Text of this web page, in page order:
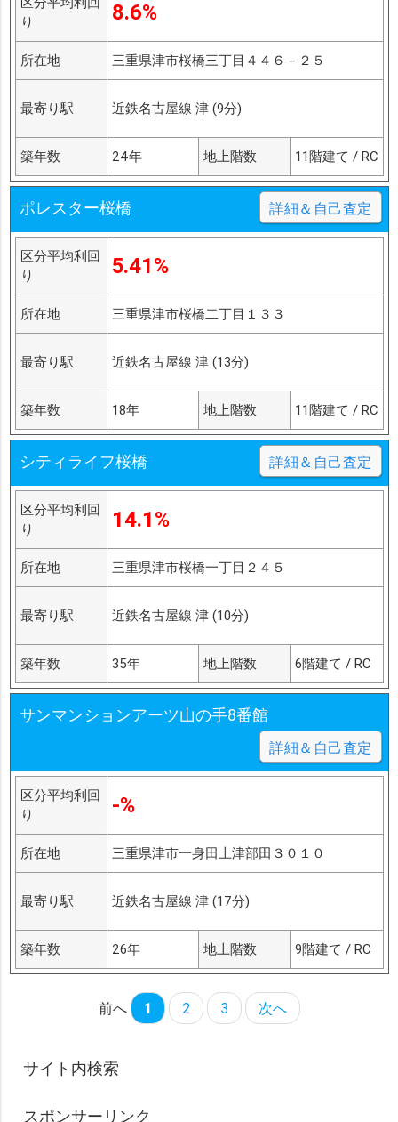
り
8.6%
所在地 三重県津市桜橋三丁目４４６－２５
最寄り駅 近鉄名古屋線 津 (9分)
築年数 24年 地上階数 11階建て / RC
ポレスター桜橋 詳細＆自己査定
区分平均利回
り
5.41%
所在地 三重県津市桜橋二丁目１３３
最寄り駅 近鉄名古屋線 津 (13分)
築年数 18年 地上階数 11階建て / RC
シティライフ桜橋 詳細＆自己査定
区分平均利回
り
14.1%
所在地 三重県津市桜橋一丁目２４５
最寄り駅 近鉄名古屋線 津 (10分)
築年数 35年 地上階数 6階建て / RC
サンマンションアーツ山の手8番館
詳細＆自己査定
区分平均利回
り
-%
所在地 三重県津市一身田上津部田３０１０
最寄り駅 近鉄名古屋線 津 (17分)
築年数 26年 地上階数 9階建て / RC
前へ 1 2 3 次へ
サイト内検索
スポンサーリンク